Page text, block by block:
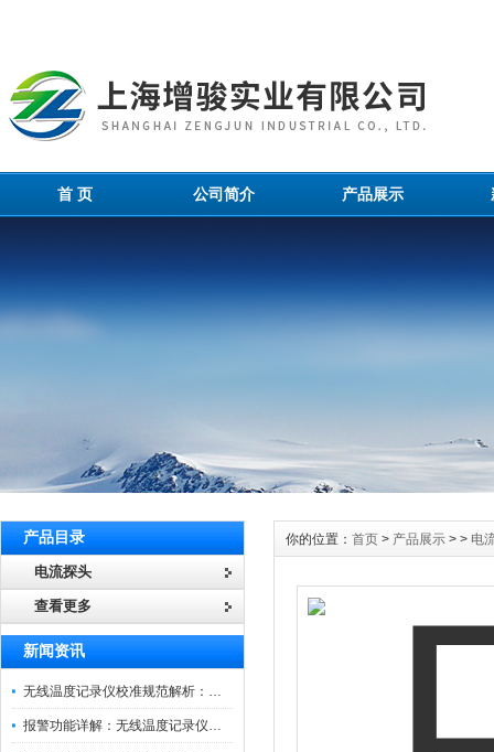
首 页 公司简介 产品展示
产品目录
电流探头
查看更多
新闻资讯
无线温度记录仪校准规范解析：从多点比对到不确定度评定的实操流程
报警功能详解：无线温度记录仪的阈值设定与通知机制
你的位置： 首页 > 产品展示 > > 电